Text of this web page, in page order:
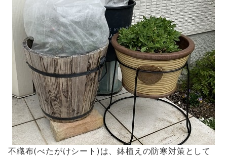
不織布(べたがけシート)は、鉢植えの防寒対策として